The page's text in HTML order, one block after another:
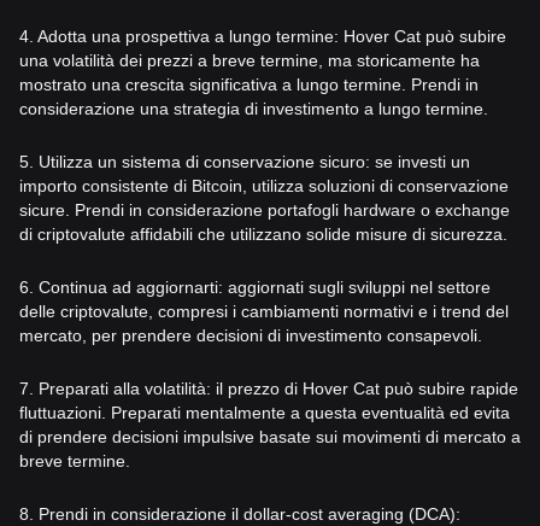
4. Adotta una prospettiva a lungo termine: Hover Cat può subire
una volatilità dei prezzi a breve termine, ma storicamente ha
mostrato una crescita significativa a lungo termine. Prendi in
considerazione una strategia di investimento a lungo termine.
5. Utilizza un sistema di conservazione sicuro: se investi un
importo consistente di Bitcoin, utilizza soluzioni di conservazione
sicure. Prendi in considerazione portafogli hardware o exchange
di criptovalute affidabili che utilizzano solide misure di sicurezza.
6. Continua ad aggiornarti: aggiornati sugli sviluppi nel settore
delle criptovalute, compresi i cambiamenti normativi e i trend del
mercato, per prendere decisioni di investimento consapevoli.
7. Preparati alla volatilità: il prezzo di Hover Cat può subire rapide
fluttuazioni. Preparati mentalmente a questa eventualità ed evita
di prendere decisioni impulsive basate sui movimenti di mercato a
breve termine.
8. Prendi in considerazione il dollar-cost averaging (DCA):